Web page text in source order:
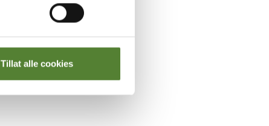
Tillat alle cookies